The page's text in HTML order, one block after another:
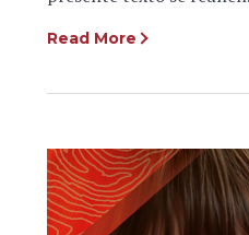
Read More